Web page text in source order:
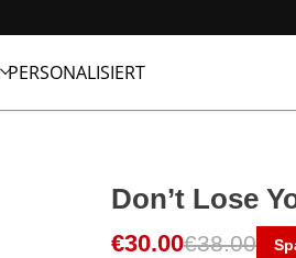
PERSONALISIERT
Don’t Lose
€30.00€38.00